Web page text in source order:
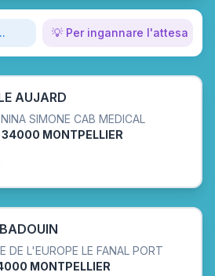
💡 Per ingannare l'attesa
AUJARD
SIMONE CAB MEDICAL
34000 MONTPELLIER
DE L'EUROPE LE FANAL PORT
MONTPELLIER